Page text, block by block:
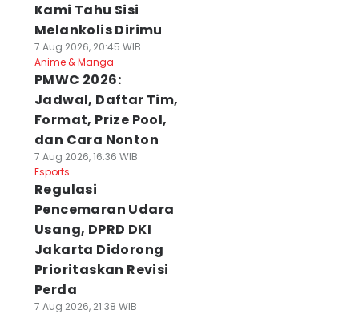
Kami Tahu Sisi
Melankolis Dirimu
7 Aug 2026, 20:45 WIB
Anime & Manga
PMWC 2026:
Jadwal, Daftar Tim,
Format, Prize Pool,
dan Cara Nonton
7 Aug 2026, 16:36 WIB
Esports
Regulasi
Pencemaran Udara
Usang, DPRD DKI
Jakarta Didorong
Prioritaskan Revisi
Perda
7 Aug 2026, 21:38 WIB